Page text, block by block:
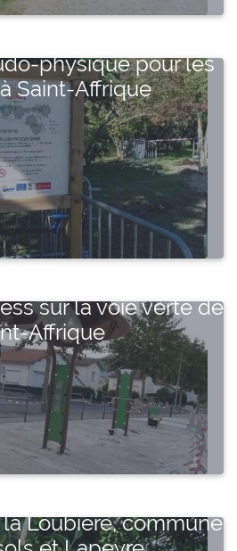
physique pour les
Saint-Affrique
sur la voie verte de
Affrique
Loubière, commune